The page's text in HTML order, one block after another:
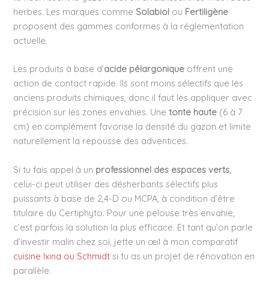
herbes. Les marques comme Solabiol ou Fertiligène
proposent des gammes conformes à la réglementation
actuelle.
Les produits à base d’acide pélargonique offrent une
action de contact rapide. Ils sont moins sélectifs que les
anciens produits chimiques, donc il faut les appliquer avec
précision sur les zones envahies. Unetonte haute (6 à 7
cm) en complément favorise la densité du gazon et limite
naturellement la repousse des adventices.
Si tu fais appel à un professionnel des espaces verts
celui-ci peut utiliser des désherbants sélectifs plus
puissants à base de 2,4-D ou MCPA, à condition d’être
titulaire du Certiphyto. Pour une pelouse très envahie,
c’est parfois la solution la plus efficace. Et tant qu’on parle
d’investir malin chez soi, jette un œil à mon comparatif
cuisine Ixina ou Schmidt si tu as un projet de rénovation en
parallèle.